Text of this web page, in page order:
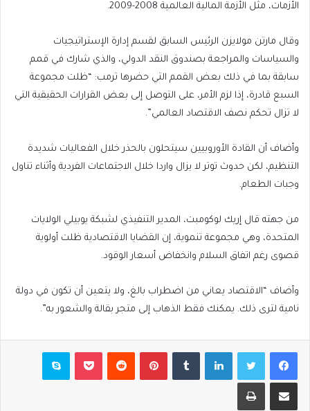
الأزمات، مثل الأزمة المالية العالمية 2008-2009.
وقال مارتن مولايزن الرئيس السابق لقسم إدارة الإستراتيجيات
والسياسات والمراجعة بصندوق النقد الدولي، والذي شارك في قمم
سابقة بما في ذلك بعض القمم التي حضرها ترمب: “ظلت مجموعة
السبع قادرة، إذا لزم الأمر، على التوصل إلى بعض القرارات الحقيقية التي
لا تزال تحكم نصف الاقتصاد العالمي”.
وأضاف أن القادة الأوروبيين ‌‌سيتحلون ‌‌بالحذر خلال الفعاليات شديدة
التنظيم، لكن حدوث توتر لا يزال واردا خلال الاجتماعات الفردية وأثناء تناول
وجبات الطعام.
من جهته قال إريك لوكومبت، المدير التنفيذي لشبكة يوبيلي الولايات
المتحدة، وهي مجموعة تنموية، إن القضايا الاقتصادية ظلت أولوية
قصوى رغم اتفاق السلام وانخفاض أسعار الوقود.
وأضاف “الاقتصاد يعاني من اضطراب بالغ، ولا يتعين أن تكون في دولة
نامية لترى ذلك. يمكنك فقط الذهاب إلى متجر بقالة والشعور به”.
فيسبوكتويتر لينكدإن بينتيريست بوكيت سكايب
مشاركة عبر البريد طباعة